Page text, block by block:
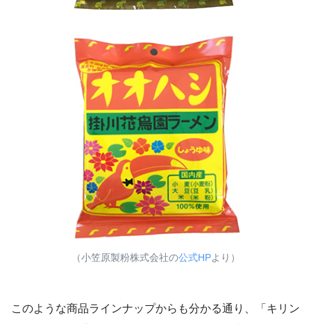
（小笠原製粉株式会社の公式HPより）
このような商品ラインナップからも分かる通り、「キリン